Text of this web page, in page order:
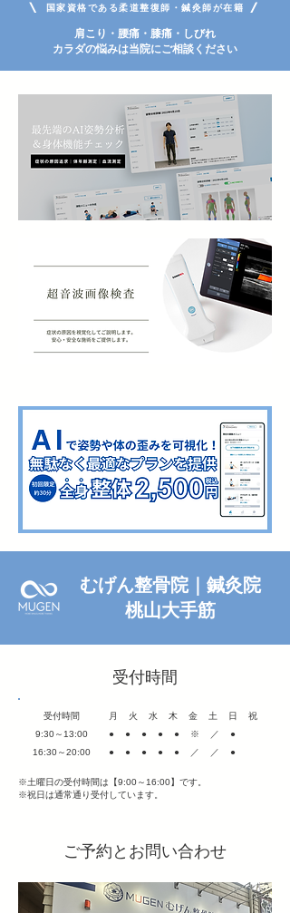
\ 国家資格である柔道整復師・鍼灸師が在籍 /
​肩こり・腰痛・膝痛・しびれ
カラダの悩みは当院にご相談ください
むげん整骨院｜鍼灸院
桃山大手筋
​受付時間
​受付時間
9:30～13:00
16:30～20:00
月火水木金土日祝
●●●●●※／●
●●●●●／／●
​※土曜日の受付時間は【9:00～16:00】です。
​※祝日は通常通り受付しています。
ご予約とお問い合わせ